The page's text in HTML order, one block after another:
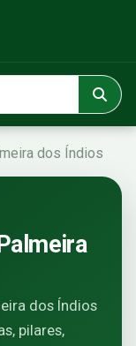
dos Índios
dos Índios
pilares,